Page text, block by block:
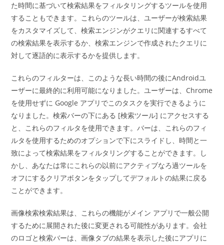
た時間に基づいて検索結果をフィルタリングするツールを使用
することもできます。これらのツールは、ユーザーが検索結果
をカスタマイズして、検索エンジンがクエリに関連するすべて
の検索結果を表示するか、検索エンジンで作成されたクエリに
対して逐語的に表示するかを提供します。
これらのフィルターは、このような長い時間の後にAndroidユ
ーザーに最終的に利用可能になりました。ユーザーは、Chrome
を使用せずに Google アプリでこのタスクを実行できるように
なりました。検索バーの下にある [検索ツール] にアクセスする
と、これらのフィルタを使用できます。バーは、これらのフィ
ルタを使用するためのオプションで下にスライドし、時間と一
致によって検索結果をフィルタリングすることができます。し
かし、あなたは常にこれらの以前にアクティブなろ過ツールを
オフにするクリアボタンをタップしてデフォルトの結果に戻る
ことができます。
画像検索検索結果は、これらの機能がメイン アプリで一般公開
するために展開された後に変更される可能性があります。会社
のロゴと検索バーは、画像タブの結果を表示した後にアプリに